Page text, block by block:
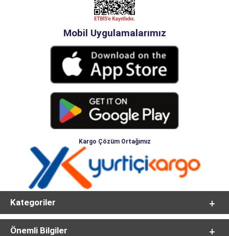
Mobil Uygulamalarımız
Kargo Çözüm Ortağımız
Kategoriler
Önemli Bilgiler